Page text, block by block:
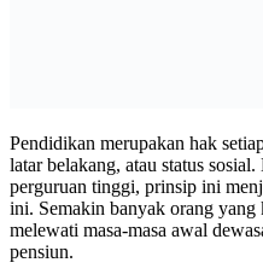
Pendidikan merupakan hak
latar belakang, atau status
perguruan tinggi, prinsip ini
ini. Semakin banyak orang
melewati masa-masa awal
pensiun.